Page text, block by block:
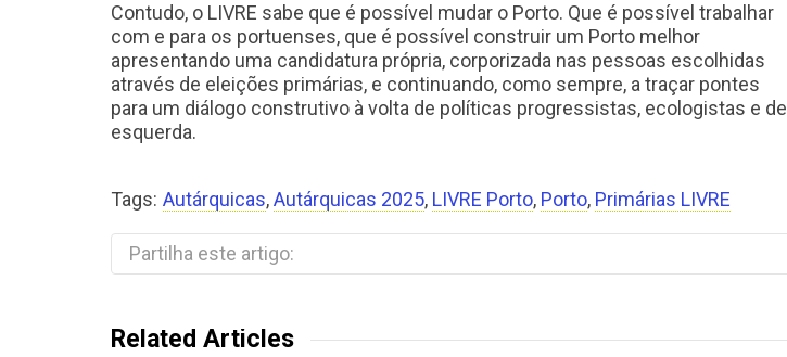
Contudo, o LIVRE sabe que é possível mudar o Porto. Que é possível trabalhar
com e para os portuenses, que é possível construir um Porto melhor
apresentando uma candidatura própria, corporizada nas pessoas escolhidas
através de eleições primárias, e continuando, como sempre, a traçar pontes
para um diálogo construtivo à volta de políticas progressistas, ecologistas e de
esquerda.
Tags: Autárquicas,Autárquicas 2025, LIVRE Porto, Porto, Primárias LIVRE
Partilha este artigo:
Related Articles